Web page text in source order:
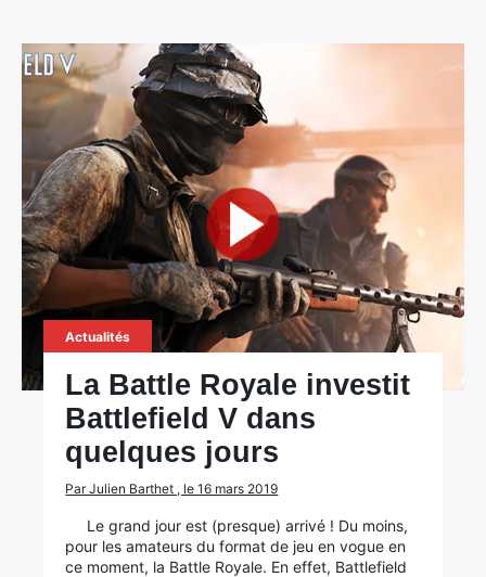
Actualités
La Battle Royale investit
Battlefield V dans
quelques jours
Par Julien Barthet , le 16 mars 2019
Le grand jour est (presque) arrivé ! Du moins,
pour les amateurs du format de jeu en vogue en
ce moment, la Battle Royale. En effet, Battlefield